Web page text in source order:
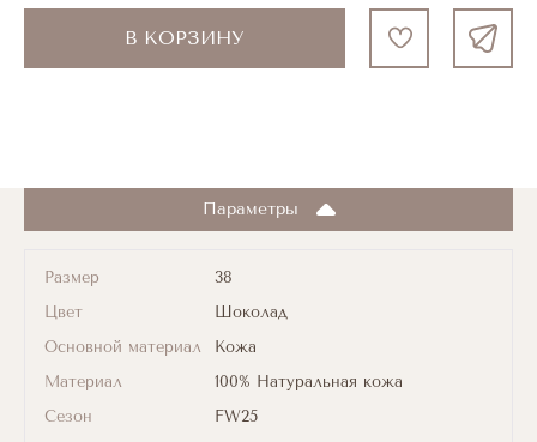
В КОРЗИНУ
Параметры
Размер
38
Цвет
Шоколад
Основной материал
Кожа
Материал
100% Натуральная кожа
Сезон
FW25